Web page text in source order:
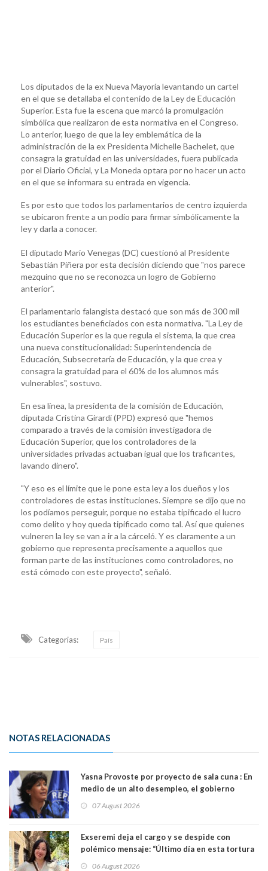
Los diputados de la ex Nueva Mayoría levantando un cartel
en el que se detallaba el contenido de la Ley de Educación
Superior. Esta fue la escena que marcó la promulgación
simbólica que realizaron de esta normativa en el Congreso.
Lo anterior, luego de que la ley emblemática de la
administración de la ex Presidenta Michelle Bachelet, que
consagra la gratuidad en las universidades, fuera publicada
por el Diario Oficial, y La Moneda optara por no hacer un acto
en el que se informara su entrada en vigencia.
Es por esto que todos los parlamentarios de centro izquierda
se ubicaron frente a un podio para firmar simbólicamente la
ley y darla a conocer.
El diputado Mario Venegas (DC) cuestionó al Presidente
Sebastián Piñera por esta decisión diciendo que "nos parece
mezquino que no se reconozca un logro de Gobierno
anterior".
El parlamentario falangista destacó que son más de 300 mil
los estudiantes beneficiados con esta normativa. "La Ley de
Educación Superior es la que regula el sistema, la que crea
una nueva constitucionalidad: Superintendencia de
Educación, Subsecretaría de Educación, y la que crea y
consagra la gratuidad para el 60% de los alumnos más
vulnerables", sostuvo.
En esa línea, la presidenta de la comisión de Educación,
diputada Cristina Girardi (PPD) expresó que "hemos
comparado a través de la comisión investigadora de
Educación Superior, que los controladores de la
universidades privadas actuaban igual que los traficantes,
lavando dinero".
"Y eso es el límite que le pone esta ley a los dueños y los
controladores de estas instituciones. Siempre se dijo que no
los podíamos perseguir, porque no estaba tipificado el lucro
como delito y hoy queda tipificado como tal. Así que quienes
vulneren la ley se van a ir a la cárceló. Y es claramente a un
gobierno que representa precisamente a aquellos que
forman parte de las instituciones como controladores, no
está cómodo con este proyecto", señaló.
Categorias: País
NOTAS RELACIONADAS
Yasna Provoste por proyecto de sala cuna : En
medio de un alto desempleo, el gobierno
07 August 2026
Exseremi deja el cargo y se despide con
polémico mensaje: “Último día en esta tortura
06 August 2026